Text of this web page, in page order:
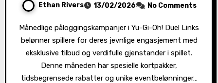
Ethan Rivers 13/02/2026 No Comments
Månedlige påloggingskampanjer i Yu-Gi-Oh! Duel Links
belønner spillere for deres jevnlige engasjement med
eksklusive tilbud og verdifulle gjenstander i spillet.
Denne måneden har spesielle kortpakker,
tidsbegrensede rabatter og unike eventbelønninger…